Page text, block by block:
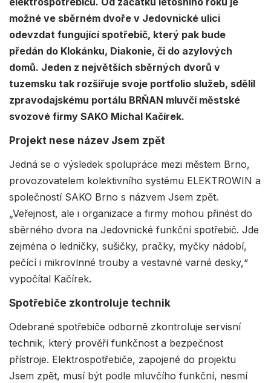
možné ve sběrném dvoře v Jedovnické ulici
odevzdat fungující spotřebič, který pak bude
předán do Klokánku, Diakonie, či do azylových
domů. Jeden z největších sběrných dvorů v
tuzemsku tak rozšiřuje svoje portfolio služeb, sdělil
zpravodajskému portálu BRŇAN mluvčí městské
svozové firmy SAKO Michal Kačírek.
Projekt nese název Jsem zpět
Jedná se o výsledek spolupráce mezi městem Brno,
provozovatelem kolektivního systému ELEKTROWIN a
společností SAKO Brno s názvem Jsem zpět.
„Veřejnost, ale i organizace a firmy mohou přinést do
sběrného dvora na Jedovnické funkční spotřebič. Jde
zejména o ledničky, sušičky, pračky, myčky nádobí,
pečící i mikrovlnné trouby a vestavné varné desky,“
vypočítal Kačírek.
Spotřebiče zkontroluje technik
Odebrané spotřebiče odborně zkontroluje servisní
technik, který prověří funkčnost a bezpečnost
přístroje. Elektrospotřebiče, zapojené do projektu
Jsem zpět, musí být podle mluvčího funkční, nesmí